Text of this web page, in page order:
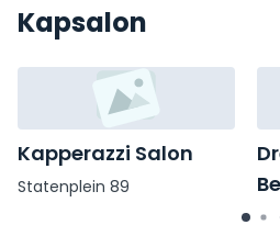
Kapsalon
Kapperazzi Salon
Statenplein 89